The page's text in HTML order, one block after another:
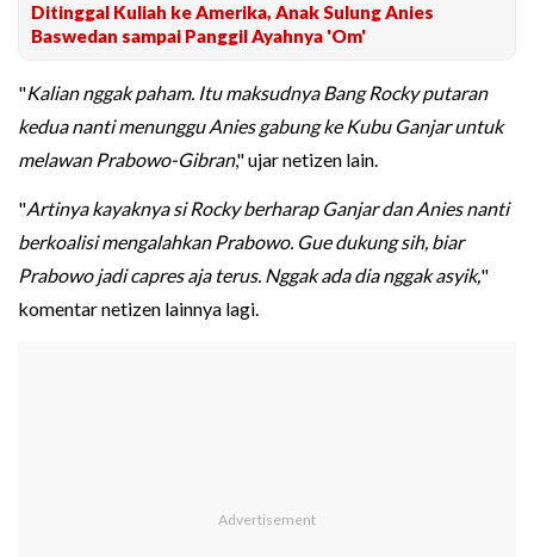
Ditinggal Kuliah ke Amerika, Anak Sulung Anies
Baswedan sampai Panggil Ayahnya 'Om'
"Kalian nggak paham. Itu maksudnya Bang Rocky putaran
kedua nanti menunggu Anies gabung ke Kubu Ganjar untuk
melawan Prabowo-Gibran," ujar netizen lain.
"Artinya kayaknya si Rocky berharap Ganjar dan Anies nanti
berkoalisi mengalahkan Prabowo. Gue dukung sih, biar
Prabowo jadi capres aja terus. Nggak ada dia nggak asyik,"
komentar netizen lainnya lagi.